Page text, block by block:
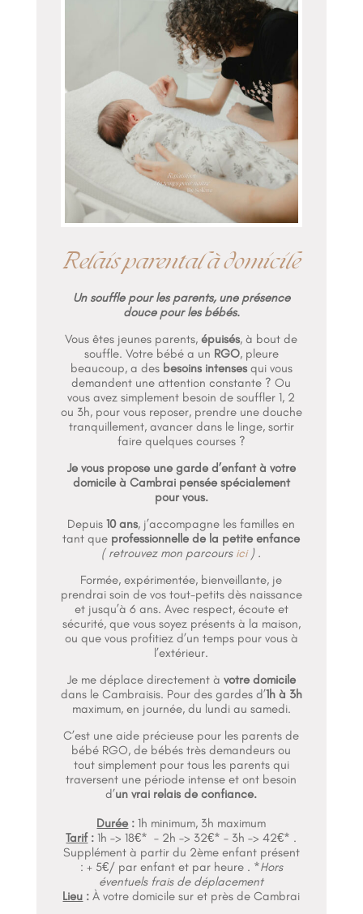
Relais parental à domicile
Un souffle pour les parents, une présence
douce pour les bébés.
Vous êtes jeunes parents,épuisés, à bout de
souffle. Votre bébé a un RGO, pleure
beaucoup, a des besoins intensesqui vous
demandent une attention constante ? Ou
vous avez simplement besoin de souffler 1, 2
ou 3h, pour vous reposer, prendre une douche
tranquillement, avancer dans le linge, sortir
faire quelques courses ?
Je vous propose une garde d’enfant à votre
domicile à Cambrai pensée spécialement
pour vous.
Depuis10 ans, j’accompagne les familles en
tant que professionnelle de la petite enfance
( retrouvez mon parcours ici) .
Formée, expérimentée, bienveillante, je
prendrai soin de vos tout-petits dès naissance
et jusqu’à 6 ans. Avec respect, écoute et
sécurité, que vous soyez présents à la maison,
ou que vous profitiez d’un temps pour vous à
l’extérieur.
Je me déplace directement à votre domicile
dans le Cambraisis. Pour des gardes d’1h à 3h
maximum, en journée, du lundi au samedi.
C’est une aide précieuse pour les parents de
bébé RGO, de bébés très demandeurs ou
tout simplement pour tous les parents qui
traversent une période intense et ont besoin
d’un vrai relais de confiance.
Durée: 1h minimum, 3h maximum
Tarif: 1h –> 18€* – 2h –> 32€* – 3h –> 42€* .
Supplément à partir du 2ème enfant présent
: + 5€/ par enfant et par heure . *Hors
éventuels frais de déplacement
Lieu : À votre domicile sur et près de Cambrai